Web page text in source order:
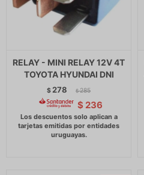
RELAY - MINI RELAY 12V 4T
TOYOTA HYUNDAI DNI
$ 278 $ 285
$ 236